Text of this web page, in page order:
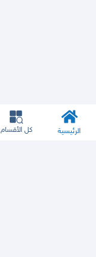
الرئيسية كل الأقسام